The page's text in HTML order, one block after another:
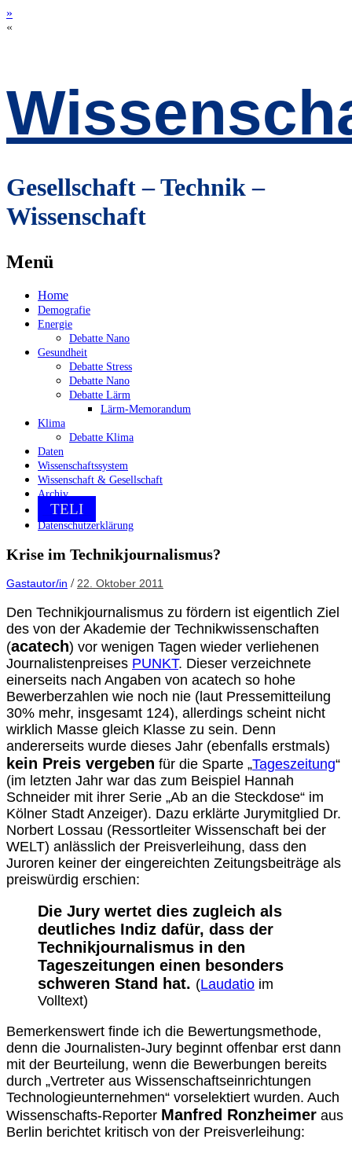
»
«
Gesellschaft – Technik –
Wissenschaft
Menü
Zum
Inhalt
springen
Home
Demografie
Energie
Debatte Nano
Gesundheit
Debatte Stress
Debatte Nano
Debatte Lärm
Lärm-Memorandum
Klima
Debatte Klima
Daten
Wissenschaftssystem
Wissenschaft & Gesellschaft
Archiv
TELI
Datenschutzerklärung
Krise im Technikjournalismus?
Gastautor/in /22. Oktober 2011
Den Technikjournalismus zu fördern ist eigentlich Ziel
des von der Akademie der Technikwissenschaften
(acatech) vor wenigen Tagen wieder verliehenen
Journalistenpreises PUNKT. Dieser verzeichnete
einerseits nach Angaben von acatech so hohe
Bewerberzahlen wie noch nie (laut Pressemitteilung
30% mehr, insgesamt 124), allerdings scheint nicht
wirklich Masse gleich Klasse zu sein. Denn
andererseits wurde dieses Jahr (ebenfalls erstmals)
kein Preis vergeben für die Sparte „Tageszeitung“
(im letzten Jahr war das zum Beispiel Hannah
Schneider mit ihrer Serie „Ab an die Steckdose“ im
Kölner Stadt Anzeiger). Dazu erklärte Jurymitglied Dr.
Norbert Lossau (Ressortleiter Wissenschaft bei der
WELT) anlässlich der Preisverleihung, dass den
Juroren keiner der eingereichten Zeitungsbeiträge als
preiswürdig erschien:
Die Jury wertet dies zugleich als
deutliches Indiz dafür, dass der
Technikjournalismus in den
Tageszeitungen einen besonders
schweren Stand hat. (Laudatio im
Volltext)
Bemerkenswert finde ich die Bewertungsmethode,
denn die Journalisten-Jury beginnt offenbar erst dann
mit der Beurteilung, wenn die Bewerbungen bereits
durch „Vertreter aus Wissenschaftseinrichtungen
Technologieunternehmen“ vorselektiert wurden. Auch
Wissenschafts-Reporter Manfred Ronzheimer aus
Berlin berichtet kritisch von der Preisverleihung: